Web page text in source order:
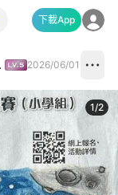
下載App
✅ 2026/06/01
1/2